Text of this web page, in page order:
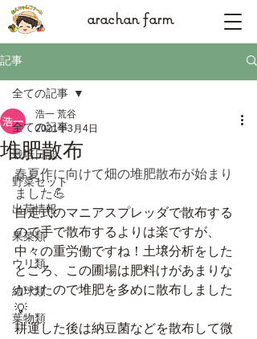
arachan farm
記事
全ての記事
栽培日誌
野菜セット
出荷情報
果菜類
ウリ類
結球類
葉物類
全ての記事
堆肥散布
浩一 荒谷
2021年3月4日
春夏作に向けて畑の堆肥散布が始まり
ました💪
自走式のマニアスプレッダで散布する
ので手で散布するよりは楽ですが、
中々の重労働ですね！土壌分析をした
ところ、この圃場は肥料けがあまりな
かったので堆肥を多めに散布しました
💡
耕運した後は納豆菌などを散布して微